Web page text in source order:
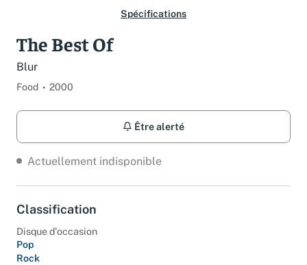
Spécifications
The Best Of
Blur
Food 2000
Être alerté
Actuellement indisponible
Classification
Disque d'occasion
Pop
Rock